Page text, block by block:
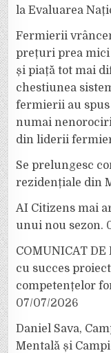
la Evaluarea
Fermierii
prețuri prea mici
și piață tot mai
chestiunea
fermierii au spus
numai
din liderii
Se prelungesc
rezidențiale din
AI Citizens mai
unui nou sezon.
COMUNICAT DE
cu succes
competențelor
07/07/2026
Daniel Sava,
Mentală și